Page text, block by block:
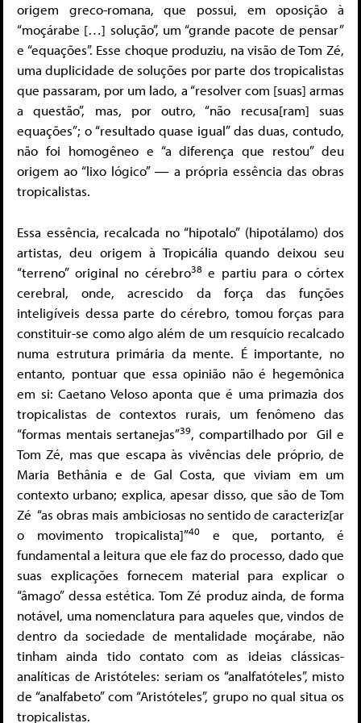
origem greco-romana, que possui, em oposição à
“moçárabe […] solução”, um “grande pacote de pensar”
e “equações”. Esse choque produziu, na visão de Tom Zé,
uma duplicidade de soluções por parte dos tropicalistas
que passaram, por um lado, a “resolver com [suas] armas
a questão”, mas, por outro, “não recusa[ram] suas
equações”; o “resultado quase igual” das duas, contudo,
não foi homogêneo e “a diferença que restou” deu
origem ao “lixo lógico” ― a própria essência das obras
tropicalistas.
Essa essência, recalcada no “hipotalo” (hipotálamo) dos
artistas, deu origem à Tropicália quando deixou seu
“terreno” original no cérebro38e partiu para o córtex
cerebral, onde, acrescido da força das funções
inteligíveis dessa parte do cérebro, tomou forças para
constituir-se como algo além de um resquício recalcado
numa estrutura primária da mente. É importante, no
entanto, pontuar que essa opinião não é hegemônica
em si: Caetano Veloso aponta que é uma primazia dos
tropicalistas de contextos rurais, um fenômeno das
“formas mentais sertanejas”39, compartilhado por Gil e
Tom Zé, mas que escapa às vivências dele próprio, de
Maria Bethânia e de Gal Costa, que viviam em um
contexto urbano; explica, apesar disso, que são de Tom
Zé “as obras mais ambiciosas no sentido de caracteriz[ar
o movimento tropicalista]”40
e que, portanto, é
fundamental a leitura que ele faz do processo, dado que
suas explicações fornecem material para explicar o
“âmago” dessa estética. Tom Zé produz ainda, de forma
notável, uma nomenclatura para aqueles que, vindos de
dentro da sociedade de mentalidade moçárabe, não
tinham ainda tido contato com as ideias clássicas-
analíticas de Aristóteles: seriam os “analfatóteles”, misto
de “analfabeto” com “Aristóteles”, grupo no qual situa os
tropicalistas.